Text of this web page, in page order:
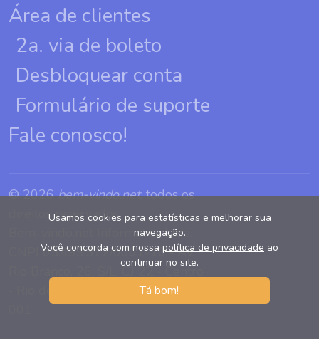
Área de clientes
2a. via de boleto
Desbloquear conta
Formulário de suporte
Fale conosco!
© 2026bem-vindo.net, todos os
direitos reservados.
Bem-vindo.net Informática Ltda. ‐
CNPJ 05.493.372/0001-10 ‐ Av.
Rio Branco, 26, S/L, CJ 22 ‐ Centro
‐ Rio de Janeiro, RJ CEP 20090-
Usamos cookies para estatísticas e melhorar sua
navegação.
Você concorda com nossa política de privacidade ao
continuar no site.
Tá bom!